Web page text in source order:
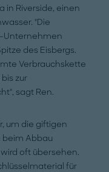
in Riverside, einen
"Die
Unternehmen
des Eisbergs.
Verbrauchskette
zur
sagt Ren.
um die giftigen
beim Abbau
oft übersehen.
für